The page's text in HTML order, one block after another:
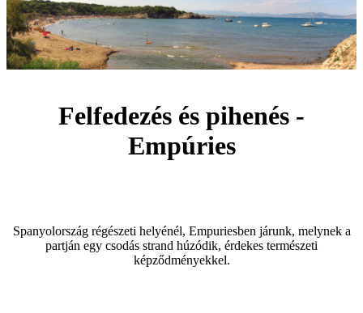
Felfedezés és pihenés -
Empúries
Spanyolország régészeti helyénél, Empuriesben járunk, melynek a
partján egy csodás strand húzódik, érdekes természeti
képződményekkel.